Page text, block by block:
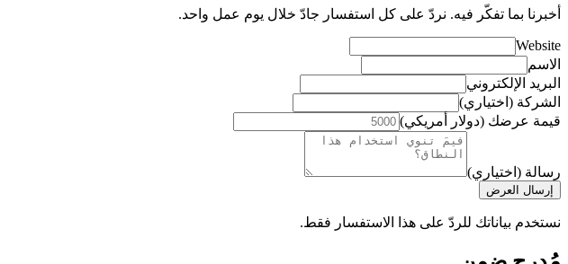
أخبرنا بما تفكّر فيه. نردّ على كل استفسار جادّ خلال يوم عمل واحد.
Website
الاسم
البريد الإلكتروني
الشركة (اختياري)
قيمة عرضك (دولار أمريكي)
رسالة (اختياري)
إرسال العرض
نستخدم بياناتك للردّ على هذا الاستفسار فقط.